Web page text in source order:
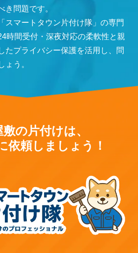
き問題です。
スマートタウン片付け隊」の専門
時間受付・深夜対応の柔軟性と親
たプライバシー保護を活用し、問
ょう。
の片付けは、
依頼しましょう！